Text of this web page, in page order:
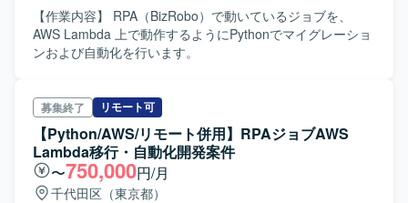
【作業内容】 RPA（BizRobo）で動いているジョブを、
AWS Lambda 上で動作するようにPythonでマイグレーショ
ンおよび自動化を行います。
募集終了 リモート可
【Python/AWS/リモート併用】RPAジョブAWS
Lambda移行・自動化開発案件
〜750,000円/月
千代田区（東京都）